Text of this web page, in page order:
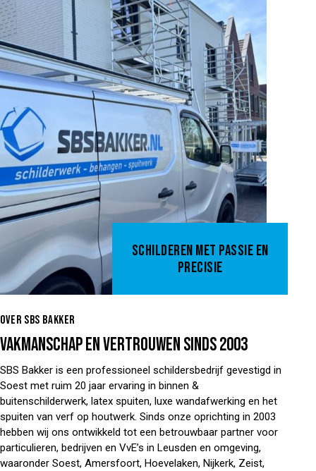
SCHILDEREN MET PASSIE EN
PRECISIE
OVER SBS BAKKER
VAKMANSCHAP EN VERTROUWEN SINDS 2003
SBS Bakker is een professioneel schildersbedrijf gevestigd in
Soest met ruim 20 jaar ervaring in binnen &
buitenschilderwerk, latex spuiten, luxe wandafwerking en het
spuiten van verf op houtwerk. Sinds onze oprichting in 2003
hebben wij ons ontwikkeld tot een betrouwbaar partner voor
particulieren, bedrijven en VvE’s in Leusden en omgeving,
waaronder Soest, Amersfoort, Hoevelaken, Nijkerk, Zeist,